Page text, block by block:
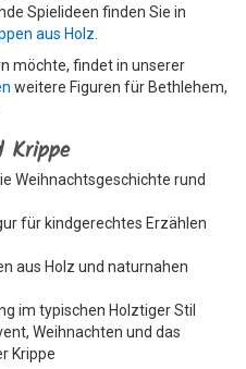
Spielideen finden Sie in
aus Holz
möchte, findet in unserer
weitere Figuren für Bethlehem,
Krippe
Weihnachtsgeschichte rund
für kindgerechtes Erzählen
aus Holz und naturnahen
im typischen Holztiger Stil
Weihnachten und das
Krippe